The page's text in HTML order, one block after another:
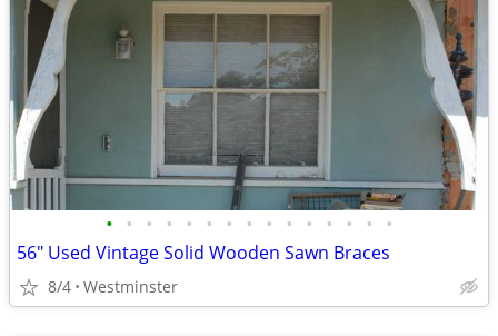
• • • • • • • • • • • • • • •
56" Used Vintage Solid Wooden Sawn Braces
8/4 Westminster